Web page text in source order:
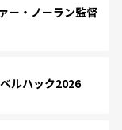
ー・ノーラン監督
ルハック2026